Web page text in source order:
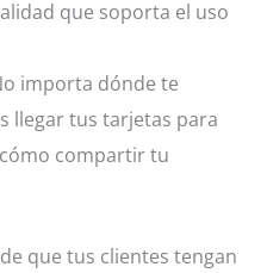
que soporta el uso
importa dónde te
llegar tus tarjetas para
compartir tu
que tus clientes tengan